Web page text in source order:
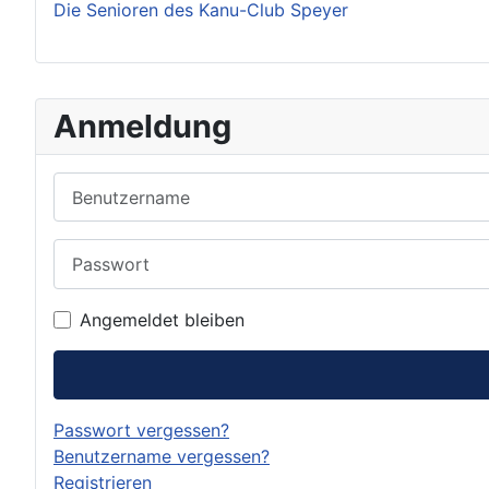
Anmeldung
Angemeldet bleiben
Passwort vergessen?
Benutzername vergessen?
Registrieren
Die Senioren des Kanu-Club Speyer